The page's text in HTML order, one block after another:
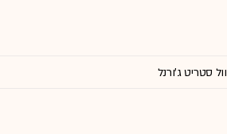
וול סטריט ג'ורנל